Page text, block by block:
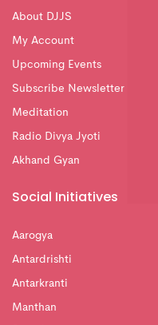
About DJJS
My Account
Upcoming Events
Subscribe Newsletter
Meditation
Radio Divya Jyoti
Akhand Gyan
Social Initiatives
Aarogya
Antardrishti
Antarkranti
Manthan